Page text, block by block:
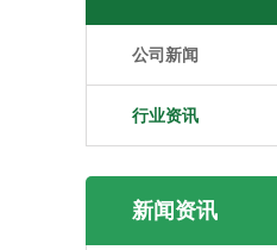
公司新闻
行业资讯
新闻资讯